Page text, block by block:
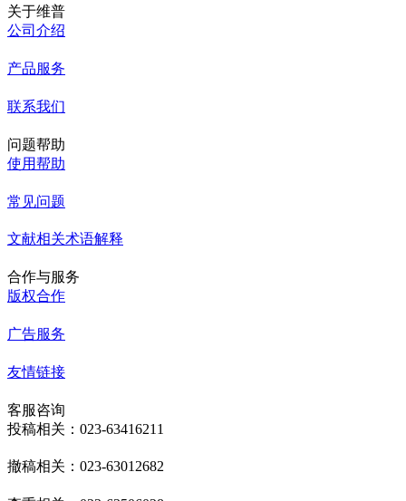
关于维普
公司介绍
产品服务
联系我们
问题帮助
使用帮助
常见问题
文献相关术语解释
合作与服务
版权合作
广告服务
友情链接
客服咨询
投稿相关：023-63416211
撤稿相关：023-63012682